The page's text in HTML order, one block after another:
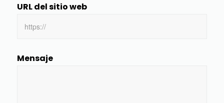
URL del sitio web
Mensaje